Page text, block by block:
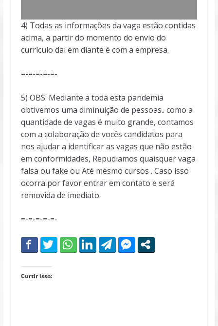
4) Todas as informações da vaga estão contidas
acima, a partir do momento do envio do
currículo dai em diante é com a empresa.
=-=-=-=-=-
5) OBS: Mediante a toda esta pandemia
obtivemos uma diminuição de pessoas.. como a
quantidade de vagas é muito grande, contamos
com a colaboração de vocês candidatos para
nos ajudar a identificar as vagas que não estão
em conformidades, Repudiamos quaisquer vaga
falsa ou fake ou Até mesmo cursos . Caso isso
ocorra por favor entrar em contato e será
removida de imediato.
=-=-=-=-=-
Curtir isso: